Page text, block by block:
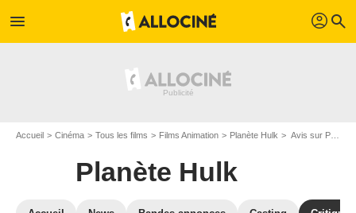
menu profil search
Accueil Cinéma Tous les films Films Animation Planète Hulk Avis sur Planète Hulk
Planète Hulk